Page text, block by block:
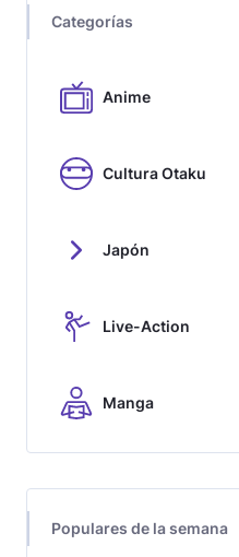
Categorías
Anime
Cultura Otaku
Japón
Live-Action
Manga
Populares de la semana